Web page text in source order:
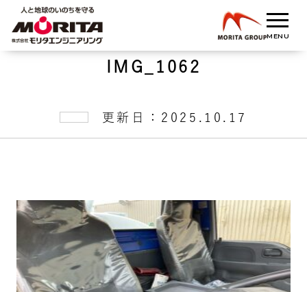
IMG_1062
更新日：2025.10.17